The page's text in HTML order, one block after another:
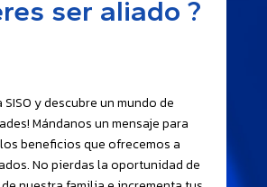
ser aliado ?​
SISO y descubre un mundo de
Mándanos un mensaje para
beneficios que ofrecemos a
No pierdas la oportunidad de